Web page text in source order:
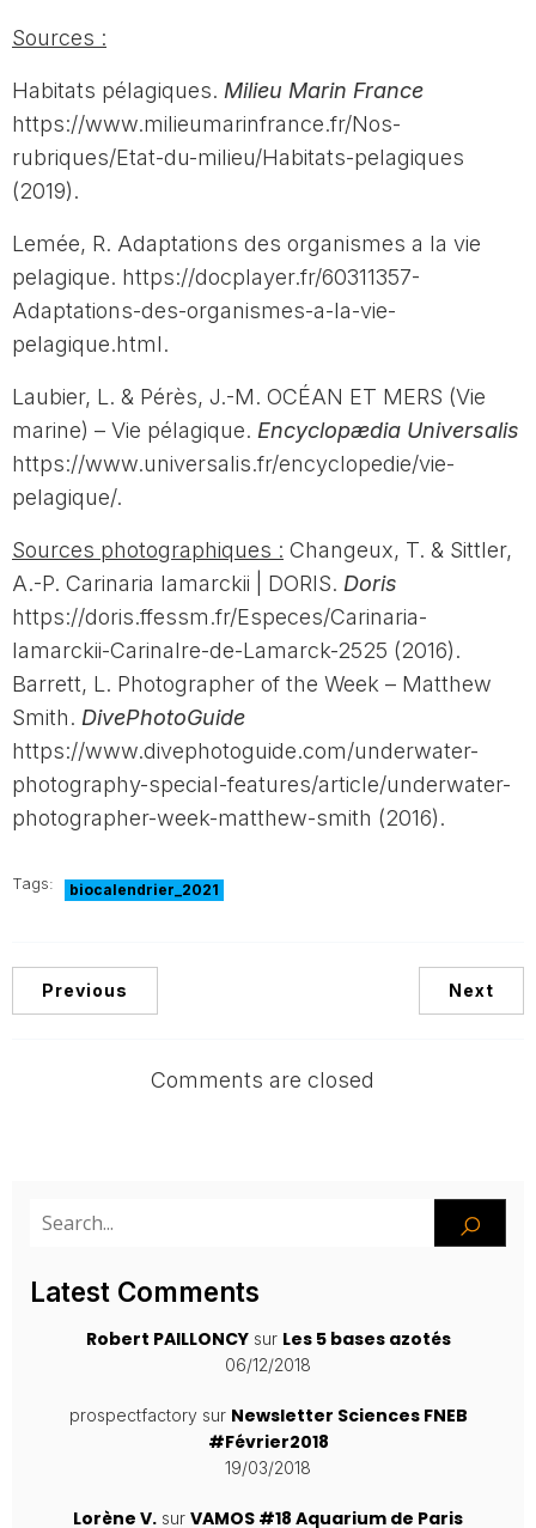
Sources :
Habitats pélagiques. Milieu Marin France
https://www.milieumarinfrance.fr/Nos-
rubriques/Etat-du-milieu/Habitats-pelagiques
(2019).
Lemée, R. Adaptations des organismes a la vie
pelagique. https://docplayer.fr/60311357-
Adaptations-des-organismes-a-la-vie-
pelagique.html.
Laubier, L. & Pérès, J.-M. OCÉAN ET MERS (Vie
marine) – Vie pélagique. Encyclopædia Universalis
https://www.universalis.fr/encyclopedie/vie-
pelagique/.
Sources photographiques : Changeux, T. & Sittler,
A.-P. Carinaria lamarckii | DORIS. Doris
https://doris.ffessm.fr/Especes/Carinaria-
lamarckii-CarinaIre-de-Lamarck-2525 (2016).
Barrett, L. Photographer of the Week – Matthew
Smith. DivePhotoGuide
https://www.divephotoguide.com/underwater-
photography-special-features/article/underwater-
photographer-week-matthew-smith (2016).
Tags: biocalendrier_2021
Previous Next
Comments are closed
Latest Comments
Robert PAILLONCYsur Les 5 bases azotés
06/12/2018
prospectfactorysur Newsletter Sciences FNEB
#Février2018
19/03/2018
Lorène V. sur VAMOS #18 Aquarium de Paris